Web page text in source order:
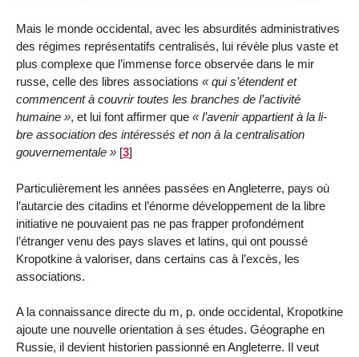
Mais le monde occidental, avec les absurdités administratives
des régimes représentatifs centralisés, lui révèle plus vaste et
plus complexe que l’immense force observée dans le mir
russe, celle des libres associations
qui s’étendent et
commencent à couvrir toutes les branches de l’activité
humaine
, et lui font affirmer que
l’avenir appartient à la li-
bre association des intéressés et non à la centralisation
gouvernementale
[3]
Particulièrement les années passées en Angleterre, pays où
l’autarcie des citadins et l’énorme développement de la libre
initiative ne pouvaient pas ne pas frapper profondément
l’étranger venu des pays slaves et latins, qui ont poussé
Kropotkine à valoriser, dans certains cas à l’excès, les
associations.
A la connaissance directe du m, p. onde occidental, Kropotkine
ajoute une nouvelle orientation à ses études. Géographe en
Russie, il devient historien passionné en Angleterre. Il veut